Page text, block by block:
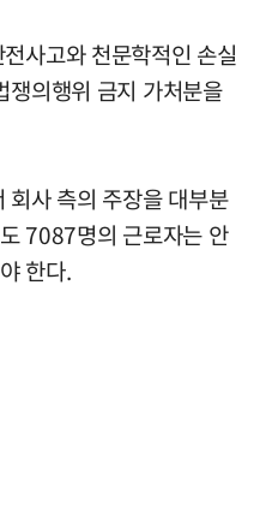
사고와 천문학적인 손실
쟁의행위 금지 가처분을
회사 측의 주장을 대부분
7087명의 근로자는 안
한다.